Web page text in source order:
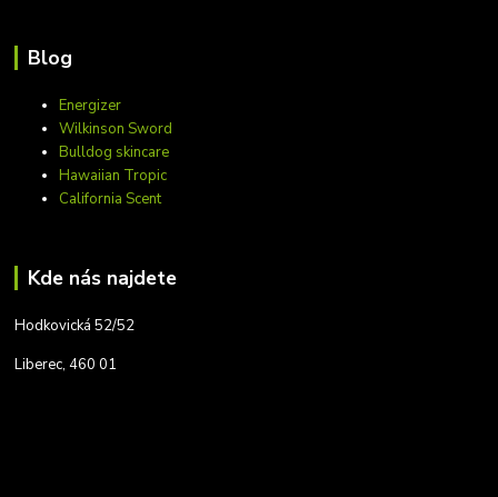
Blog
Energizer
Wilkinson Sword
Bulldog skincare
Hawaiian Tropic
California Scent
Kde nás najdete
Hodkovická 52/52
Liberec, 460 01